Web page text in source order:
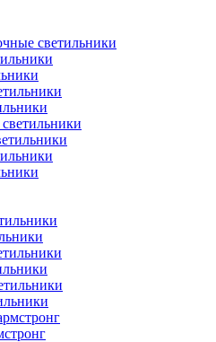
светильники